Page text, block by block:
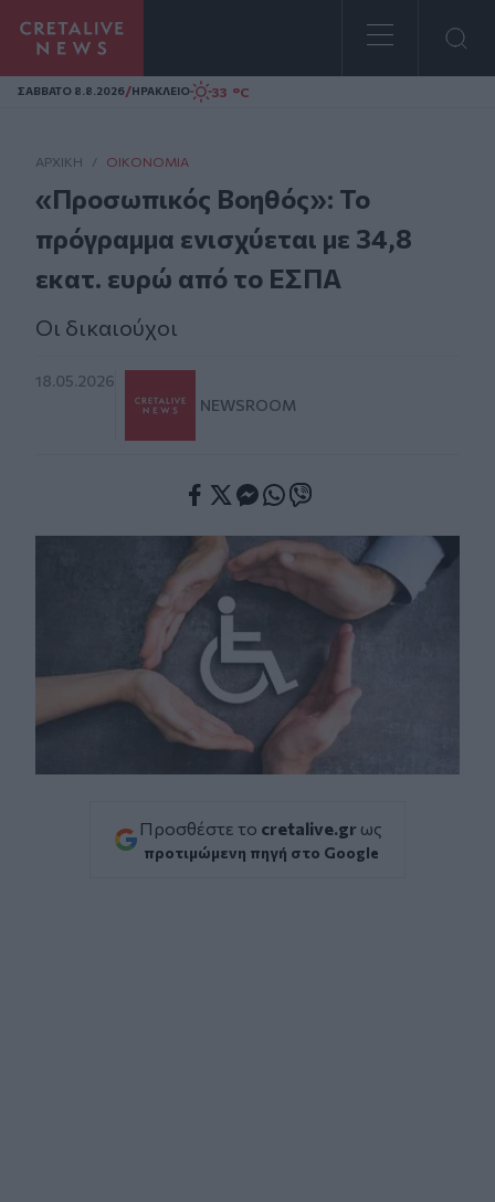
Homepage
ΣAΒΒΑΤΟ 8.8.2026/ΗΡΑΚΛΕΙΟ 33 °C
ΑΡΧΙΚΗ / ΟΙΚΟΝΟΜΊΑ
«Προσωπικός Βοηθός»: Το
πρόγραμμα ενισχύεται με 34,8
εκατ. ευρώ από το ΕΣΠΑ
Οι δικαιούχοι
18.05.2026
NEWSROOM
Προσθέστε το cretalive.gr ως
προτιμώμενη πηγή στο Google